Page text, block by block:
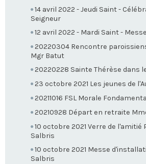
14 avril 2022 - Jeudi Saint -
Seigneur
12 avril 2022 - Mardi Saint -
20220304 Rencontre
Mgr Batut
20220228 Sainte Thérèse dans
23 octobre 2021 Les jeunes de
20211016 FSL Morale
20210928 Départ en retraite
10 octobre 2021 Verre de l'amitié
Salbris
10 octobre 2021 Messe
Salbris